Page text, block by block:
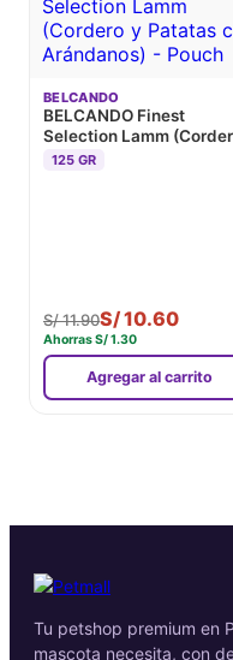
BELCANDO
BELCANDO Finest
Selection Lamm
y Patatas con
125 GR
S/11.90S/10.60
AhorrasS/1.30
Agregar al carrito
Tu petshop premium en
mascota necesita, con